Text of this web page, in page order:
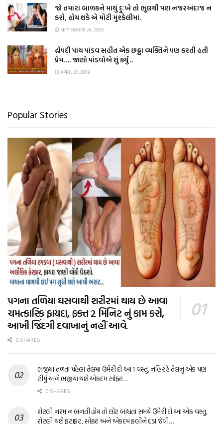
જો તમારા બાળકને માથું દુઃખે તો ભૂલથી પણ નજરઅંદાજ ન
કરો, હોય શકે એ મોટી મુશ્કેલીમાં.
SEPTEMBER 24, 2020
દ્રોપદી પાંચ પાંડવ સહીત એક છઠ્ઠા વ્યક્તિને પણ કરતી હતી
પ્રેમ…. જાણો પાંડવોએ શું કર્યું ..
APRIL 24, 2019
Popular Stories
પગના તળિયા ઘસવાથી શરીરમાં થાય છે આવા
ચમત્કારિક ફાયદા, ફક્ત 2 મિનિટ નું કામ કરો,
આખી જિંદગી દવાખાનું નહીં આવે.
0 SHARES
ભજીયા તળતા પહેલા તેલમાં ઉમેરી દો આ 1 વસ્તુ, નહિ રહે તેલનું એક પણ
ટીપું અને ભજીયા થશે એકદમ સોફ્ટ…
0 SHARES
રોટલી નરમ ન બનતી હોય તો લોટ બાંધતા સમયે ઉમેરી દો આ એક વસ્તુ,
રોટલી થશે ફટાફટ, સોફ્ટ અને એકદમ ફૂલીને દડા જેવી…